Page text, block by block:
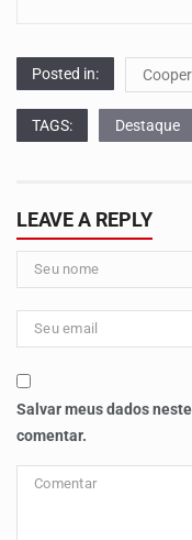
Posted in:
TAGS: Destaque
LEAVE A REPLY
Salvar meus dados
comentar.